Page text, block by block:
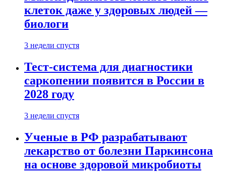
клеток даже у здоровых людей —
биологи
3 недели спустя
Тест-система для диагностики
саркопении появится в России в
2028 году
3 недели спустя
Ученые в РФ разрабатывают
лекарство от болезни Паркинсона
на основе здоровой микробиоты